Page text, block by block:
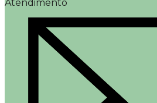
Atendimento